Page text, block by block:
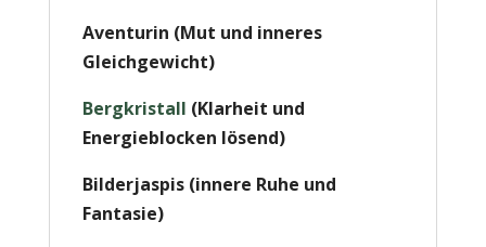
Aventurin (Mut und inneres
Gleichgewicht)
Bergkristall (Klarheit und
Energieblocken lösend)
Bilderjaspis (innere Ruhe und
Fantasie)